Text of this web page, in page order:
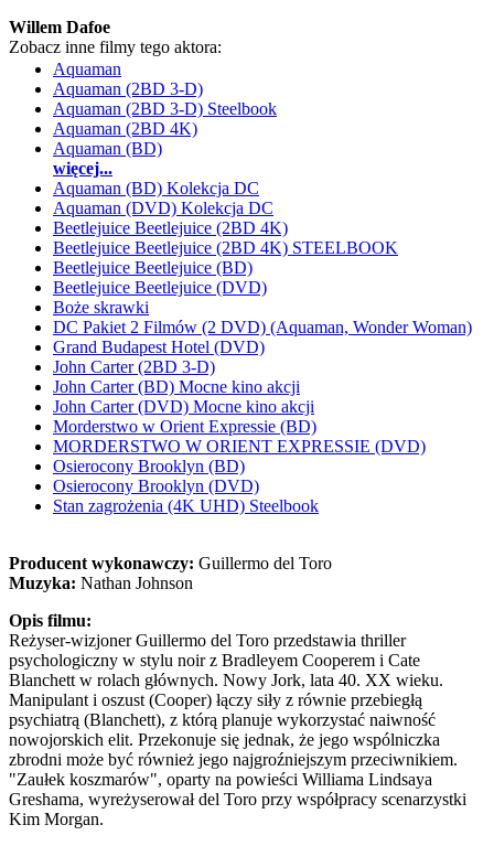
Willem Dafoe
Zobacz inne filmy tego aktora:
Aquaman
Aquaman (2BD 3-D)
Aquaman (2BD 3-D) Steelbook
Aquaman (2BD 4K)
Aquaman (BD)
więcej...
Aquaman (BD) Kolekcja DC
Aquaman (DVD) Kolekcja DC
Beetlejuice Beetlejuice (2BD 4K)
Beetlejuice Beetlejuice (2BD 4K) STEELBOOK
Beetlejuice Beetlejuice (BD)
Beetlejuice Beetlejuice (DVD)
Boże skrawki
DC Pakiet 2 Filmów (2 DVD) (Aquaman, Wonder Woman)
Grand Budapest Hotel (DVD)
John Carter (2BD 3-D)
John Carter (BD) Mocne kino akcji
John Carter (DVD) Mocne kino akcji
Morderstwo w Orient Expressie (BD)
MORDERSTWO W ORIENT EXPRESSIE (DVD)
Osierocony Brooklyn (BD)
Osierocony Brooklyn (DVD)
Stan zagrożenia (4K UHD) Steelbook
Producent wykonawczy: Guillermo del Toro
Muzyka: Nathan Johnson
Opis filmu:
Reżyser-wizjoner Guillermo del Toro przedstawia thriller
psychologiczny w stylu noir z Bradleyem Cooperem i Cate
Blanchett w rolach głównych. Nowy Jork, lata 40. XX wieku.
Manipulant i oszust (Cooper) łączy siły z równie przebiegłą
psychiatrą (Blanchett), z którą planuje wykorzystać naiwność
nowojorskich elit. Przekonuje się jednak, że jego wspólniczka
zbrodni może być również jego najgroźniejszym przeciwnikiem.
"Zaułek koszmarów", oparty na powieści Williama Lindsaya
Greshama, wyreżyserował del Toro przy współpracy scenarzystki
Kim Morgan.